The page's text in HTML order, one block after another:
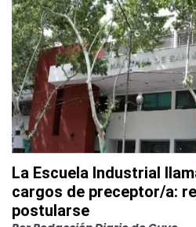
La Escuela Industrial
cargos de preceptor/a:
postularse